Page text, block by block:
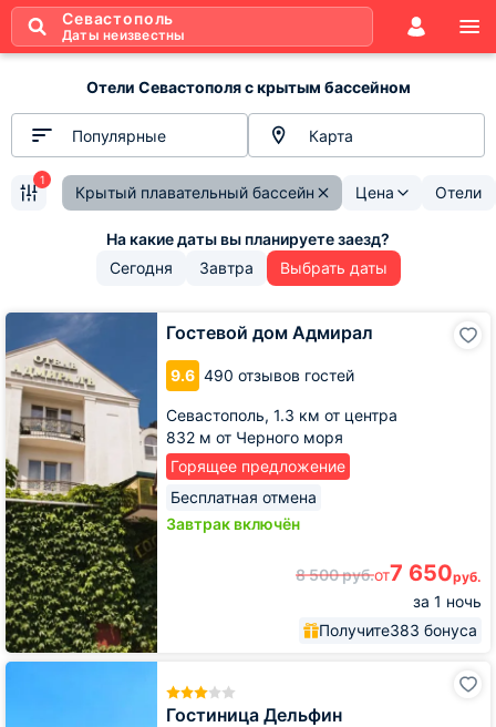
Севастополь
Даты неизвестны
Отели Севастополя с крытым бассейном
Популярные Карта
Крытый плавательный бассейн Цена Отели
1
Сегодня Завтра Выбрать даты
Гостевой дом Адмирал
9.6 490 отзывов гостей
Севастополь, 1.3 км от центра
832 м от Черного моря
Горящее предложение
Бесплатная отмена
Завтрак включён
8 500руб.от7 650руб.
за 1 ночь
Получите383 бонуса
Гостевой
дом
Адмирал
Гостиница Дельфин
Гостиница